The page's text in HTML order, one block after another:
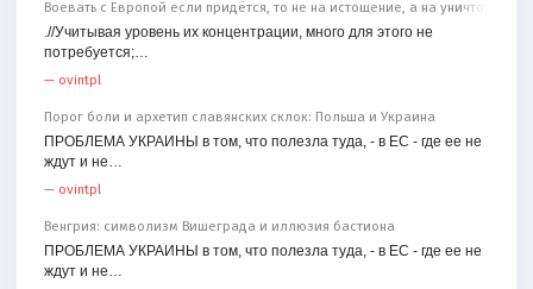
Воевать с Европой если придётся, то не на истощение, а на уничтожение
.//Учитывая уровень их концентрации, много для этого не
потребуется;…
— ovintpl
Порог боли и архетип славянских склок: Польша и Украина
ПРОБЛЕМА УКРАИНЫ в том, что полезла туда, - в ЕС - где ее не
ждут и не…
— ovintpl
Венгрия: символизм Вишеграда и иллюзия бастиона
ПРОБЛЕМА УКРАИНЫ в том, что полезла туда, - в ЕС - где ее не
ждут и не…